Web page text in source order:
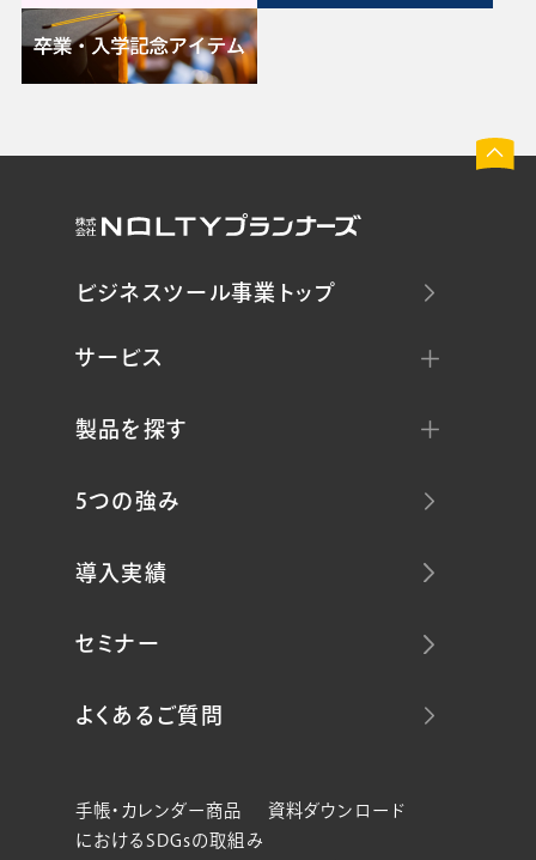
ビジネスツール事業トップ
サービス
製品を探す
5つの強み
導入実績
セミナー
よくあるご質問
手帳・カレンダー商品
におけるSDGsの取組み
資料ダウンロード